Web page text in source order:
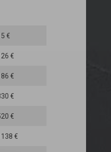
€
€
€
€
€
€